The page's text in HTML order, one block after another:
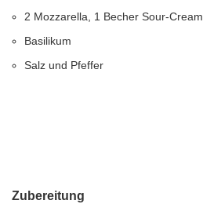
2 Mozzarella, 1 Becher Sour-Cream
Basilikum
Salz und Pfeffer
Zubereitung